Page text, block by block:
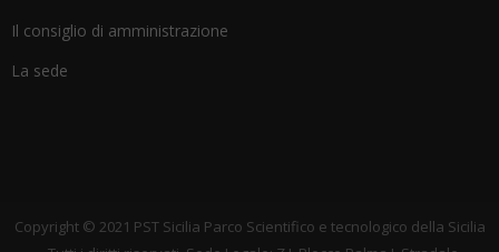
Il consiglio di amministrazione
La sede
Copyright © 2021 PST Sicilia Parco Scientifico e tecnologico della Sicilia